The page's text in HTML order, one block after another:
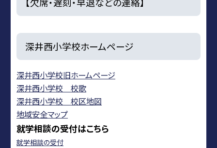
深井西小学校ホームページ
深井西小学校旧ホームページ
深井西小学校 校歌
深井西小学校 校区地図
地域安全マップ
就学相談の受付はこちら
就学相談の受付